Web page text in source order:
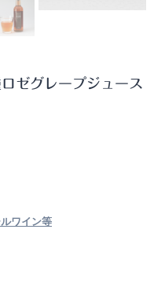
ゼグレープジュース
ワイン等